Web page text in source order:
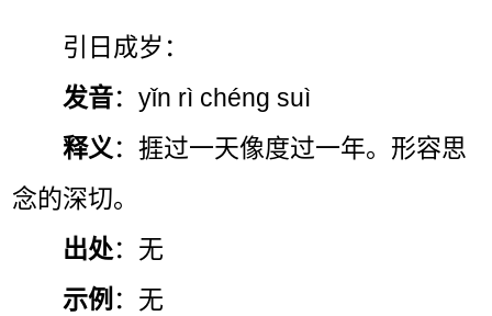
引日成岁：
发音：yǐn rì chéng suì
释义 ：捱过一天像度过一年。形容思
念的深切。
出处：无
示例 ：无